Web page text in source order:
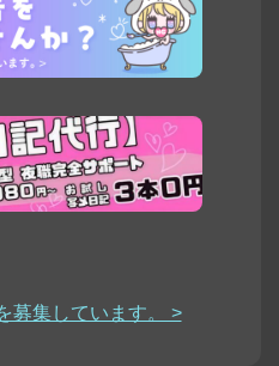
募集しています。 >